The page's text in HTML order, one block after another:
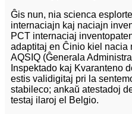
Ĝis nun, nia scienca
internaciajn kaj naciajn
PCT internaciaj
adaptitaj en Ĉinio kiel nacia
AQSIQ (Ĝenerala
Inspektado kaj Kvaranteno
estis validigitaj pri la
stabileco; ankaŭ atestadoj
testaj ilaroj el Belgio.